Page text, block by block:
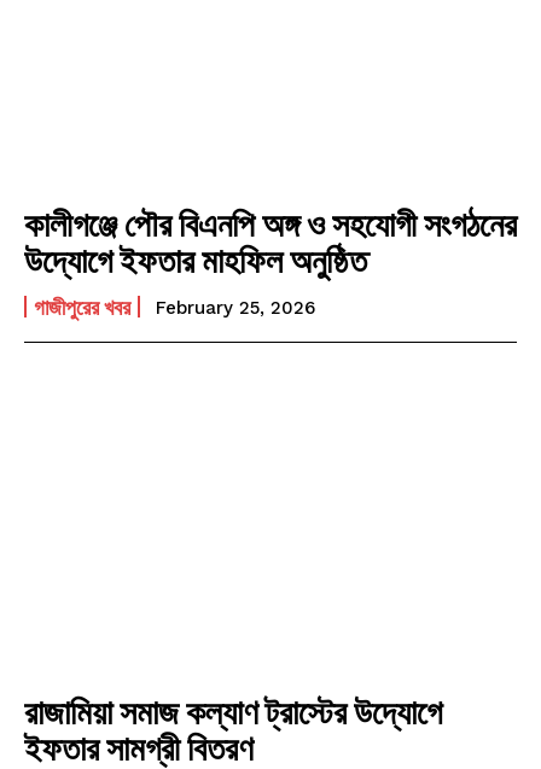
কালীগঞ্জে পৌর বিএনপি অঙ্গ ও সহযোগী সংগঠনের
উদ্যোগে ইফতার মাহফিল অনুষ্ঠিত
গাজীপুরের খবর February 25, 2026
রাজামিয়া সমাজ কল্যাণ ট্রাস্টের উদ্যোগে
ইফতার সামগ্রী বিতরণ